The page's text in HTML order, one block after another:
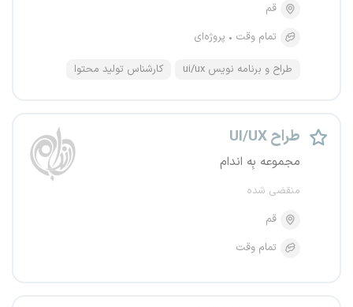
قم
تمام وقت
پروژه‌ای
طراح و برنامه نویس ui/ux کارشناس تولید محتوا
طراح UI/UX
مجموعه بِه اندام
منقضی شده
قم
تمام وقت